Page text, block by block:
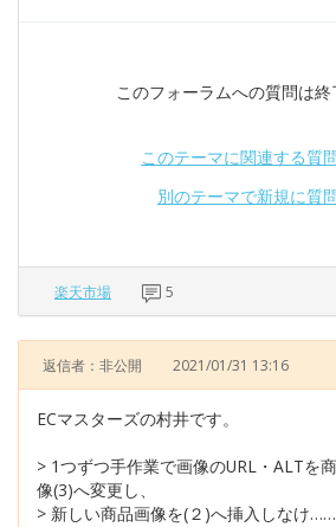
このフォーラムへの質問は終
このテーマに関連する質
別のテーマで新規に質
楽天市場 5
返信者：非公開 2021/01/31 13:16
ECマスターズの村井です。
> 1つずつ手作業で画像のURL・ALTを
像(3)へ変更し、
> 新しい商品画像を(２)へ挿入しなけ